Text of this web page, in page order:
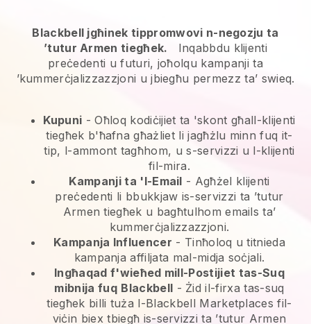
Blackbell jgħinek tippromwovi n-negozju ta
’tutur Armen tiegħek.
Inqabbdu klijenti
preċedenti u futuri, joħolqu kampanji ta
’kummerċjalizzazzjoni u jbiegħu permezz ta’ swieq.
Kupuni - Oħloq kodiċijiet ta 'skont għall-klijenti
tiegħek b'ħafna għażliet li jagħżlu minn fuq it-
tip, l-ammont tagħhom, u s-servizzi u l-klijenti
fil-mira.
Kampanji ta 'l-Email - Agħżel klijenti
preċedenti li bbukkjaw is-servizzi ta ’tutur
Armen tiegħek u bagħtulhom emails ta’
kummerċjalizzazzjoni.
Kampanja Influencer - Tinħoloq u titnieda
kampanja affiljata mal-midja soċjali.
Ingħaqad f'wieħed mill-Postijiet tas-Suq
mibnija fuq Blackbell - Żid il-firxa tas-suq
tiegħek billi tuża l-Blackbell Marketplaces fil-
viċin biex tbiegħ is-servizzi ta ’tutur Armen